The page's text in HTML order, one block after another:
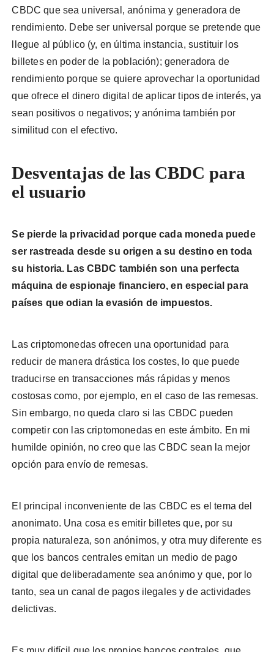
CBDC que sea universal, anónima y generadora de
rendimiento. Debe ser universal porque se pretende que
llegue al público (y, en última instancia, sustituir los
billetes en poder de la población); generadora de
rendimiento porque se quiere aprovechar la oportunidad
que ofrece el dinero digital de aplicar tipos de interés, ya
sean positivos o negativos; y anónima también por
similitud con el efectivo.
Desventajas de las CBDC para
el usuario
Se pierde la privacidad porque cada moneda puede
ser rastreada desde su origen a su destino en toda
su historia. Las CBDC también son una perfecta
máquina de espionaje financiero, en especial para
países que odian la evasión de impuestos.
Las criptomonedas ofrecen una oportunidad para
reducir de manera drástica los costes, lo que puede
traducirse en transacciones más rápidas y menos
costosas como, por ejemplo, en el caso de las remesas.
Sin embargo, no queda claro si las CBDC pueden
competir con las criptomonedas en este ámbito. En mi
humilde opinión, no creo que las CBDC sean la mejor
opción para envío de remesas.
El principal inconveniente de las CBDC es el tema del
anonimato. Una cosa es emitir billetes que, por su
propia naturaleza, son anónimos, y otra muy diferente es
que los bancos centrales emitan un medio de pago
digital que deliberadamente sea anónimo y que, por lo
tanto, sea un canal de pagos ilegales y de actividades
delictivas.